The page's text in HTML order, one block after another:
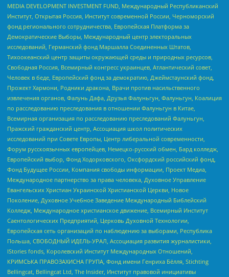
MEDIA DEVELOPMENT INVESTMENT FUND, Международный Республиканский
Институт, Открытая Россия, Институт современной России, Черноморский
фонд регионального сотрудничества, Европейская Платформа за
Демократические Выборы, Международный центр электоральных
исследований, Германский фонд Маршалла Соединенных Штатов,
Тихоокеанский центр защиты окружающей среды и природных ресурсов,
Свободная Россия, Всемирный конгресс украинцев, Атлантический совет,
Человек в беде, Европейский фонд за демократию, Джеймстаунский фонд,
Прожект Хармони, Родники дракона, Врачи против насильственного
извлечения органов, Фалунь Дафа, Друзья Фалуньгун, Фалуньгун, Коалиция
по расследованию преследования в отношении Фалуньгун в Китае,
Всемирная организация по расследованию преследований Фалуньгун,
Пражский гражданский центр, Ассоциация школ политических
исследований при Совете Европы, Центр либеральной современности,
Форум русскоязычных европейцев, Немецко-русский обмен, Бард колледж,
Европейский выбор, Фонд Ходорковского, Оксфордский российский фонд,
Фонд Будущее России, Компания свободы информации, Проект Медиа,
Международное партнерство за права человека, Духовное Управление
Евангельских Христиан Украинской Христианской Церкви, Новое
Поколение, Духовное Учебное Заведение Международный Библейский
Колледж, Международное христианское движение, Всемирный Институт
Саентологических Предприятий, Церковь Духовной Технологии,
Европейская сеть организаций по наблюдению за выборами, Республика
Польша, СВОБОДНЫЙ ИДЕЛЬ-УРАЛ, Ассоциация развития журналистики,
IStories fonds, Королевский Институт Международных Отношений,
КРИМСЬКА ПРАВОЗАХИСНА ГРУПА, Фонд имени Генриха Бёлля, Stichting
Bellingcat, Bellingcat Ltd, The Insider, Институт правовой инициативы